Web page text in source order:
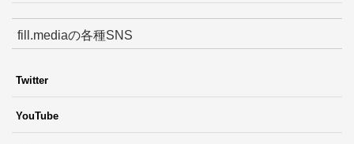
fill.mediaの各種SNS
Twitter
YouTube